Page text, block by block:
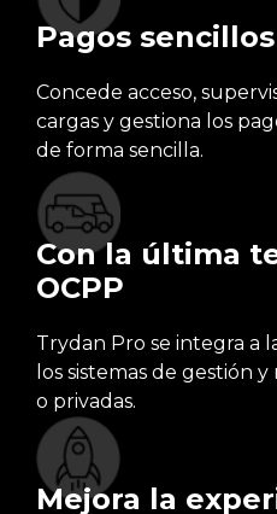
Pagos sencillos
Concede acceso,
cargas y gestiona los
de forma sencilla.
Con la última
OCPP
Trydan Pro se integra a
los sistemas de gestión
o privadas.
Mejora la